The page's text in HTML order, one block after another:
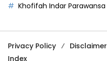
Khofifah Indar Parawansa
Privacy Policy Disclaimer
Index